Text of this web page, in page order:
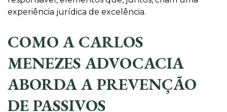
experiência jurídica de excelência.
COMO A CARLOS
MENEZES ADVOCACIA
ABORDA A PREVENÇÃO
DE PASSIVOS